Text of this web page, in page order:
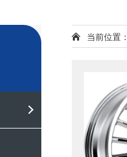
当前位置：